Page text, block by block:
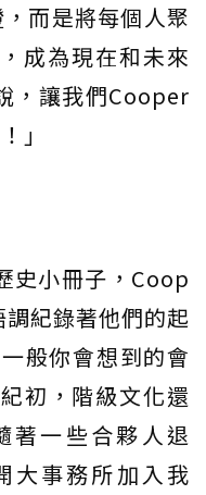
，而是將每個人聚
成為現在和未來
，讓我們Cooper
」
史小冊子，Coop
紀錄著他們的起
般你會想到的會
初，階級文化還
著一些合夥人退
大事務所加入我